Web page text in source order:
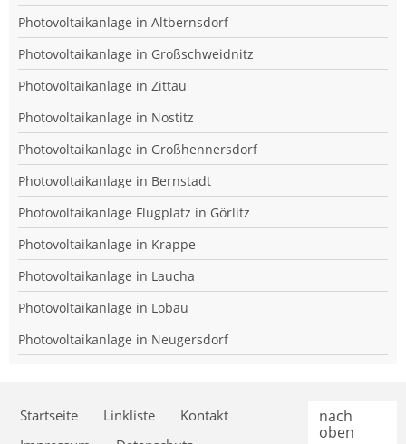
Photovoltaikanlage in Altbernsdorf
Photovoltaikanlage in Großschweidnitz
Photovoltaikanlage in Zittau
Photovoltaikanlage in Nostitz
Photovoltaikanlage in Großhennersdorf
Photovoltaikanlage in Bernstadt
Photovoltaikanlage Flugplatz in Görlitz
Photovoltaikanlage in Krappe
Photovoltaikanlage in Laucha
Photovoltaikanlage in Löbau
Photovoltaikanlage in Neugersdorf
Startseite Linkliste
Kontakt
nach
oben